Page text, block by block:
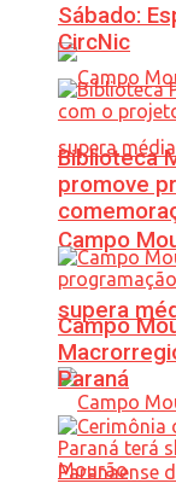
Campo
supera
Sábado:
CircNic
Biblioteca
promove
Campo
Paraná